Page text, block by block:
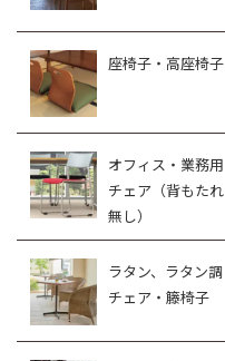
座椅子・高座椅子
オフィス・業務用
チェア（背もたれ
無し）
ラタン、ラタン調
チェア・籐椅子